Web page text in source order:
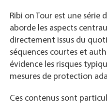
Ribi on Tour est une série
aborde les aspects
directement issus du
séquences courtes et
évidence les risques
mesures de protection
Ces contenus sont